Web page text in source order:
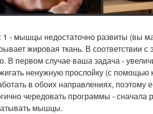
1 - мышцы недостаточно развиты (вы
жировая ткань. В соответствии
В первом случае ваша задача -
ненужную прослойку (с помощью
в обоих направлениях,
чередовать программы - сначала
мышцы.